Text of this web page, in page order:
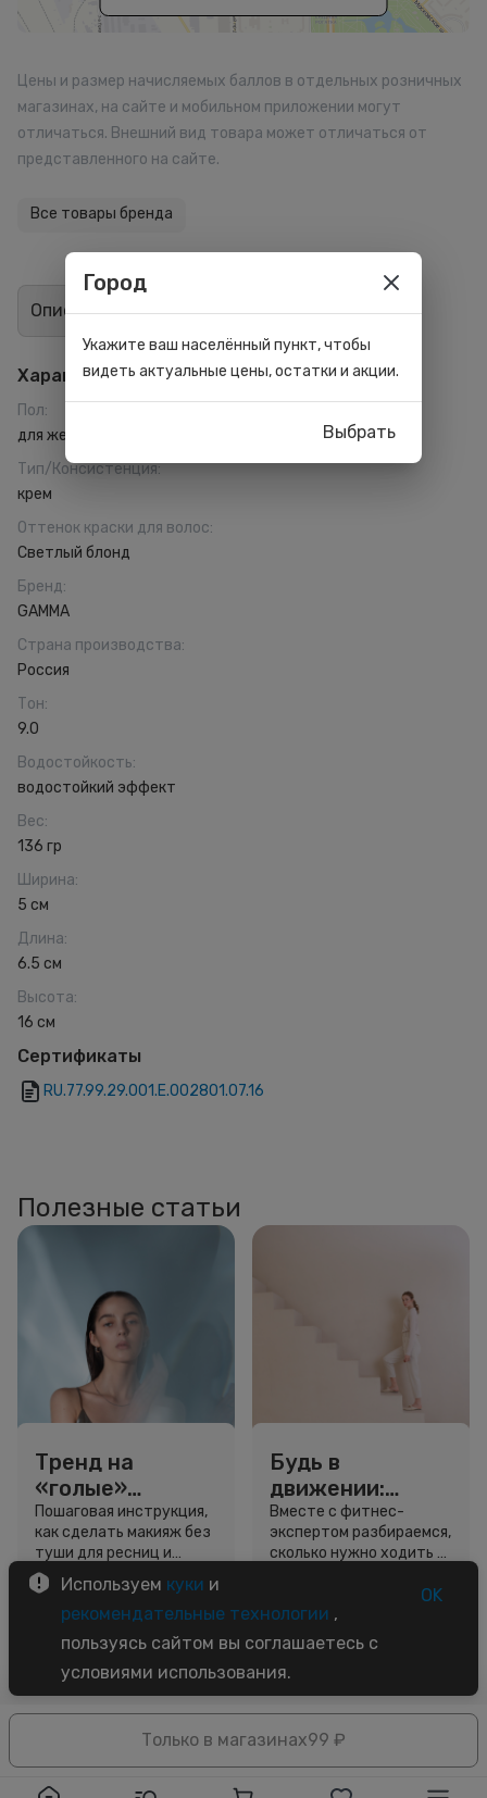
Только в магазинах99 ₽
Цены и размер начисляемых баллов в отдельных розничных
магазинах, на сайте и мобильном приложении могут
отличаться. Внешний вид товара может отличаться от
представленного на сайте.
Все товары бренда
Описание Отзывы 0
Характеристики
Пол:
для женщин
Тип/Консистенция:
крем
Оттенок краски для волос:
Светлый блонд
Бренд:
GAMMA
Страна производства:
Россия
Тон:
9.0
Водостойкость:
водостойкий эффект
Вес:
136 гр
Ширина:
5 см
Длина:
6.5 см
Высота:
16 см
Сертификаты
RU.77.99.29.001.Е.002801.07.16
Полезные статьи
Тренд на
«голые»
ресницы: как
выглядеть
свежо, не
используя тушь
Пошаговая инструкция,
как сделать макияж без
туши для ресниц и
звёздный образ для
вдохновения.
3 минуты
Будь в
движении:
сколько нужно
шагов для
красоты и
Вместе с фитнес-
экспертом разбираемся,
сколько нужно ходить и
5 минут
Используем куки и
рекомендательные технологии ,
пользуясь сайтом вы соглашаетесь с
условиями использования.
OK
Город
Укажите ваш населённый пункт, чтобы
видеть актуальные цены, остатки и акции.
Выбрать